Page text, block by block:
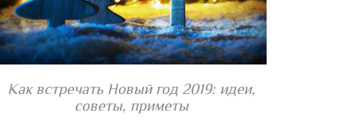
Как встречать Новый год 2019: идеи,
советы, приметы